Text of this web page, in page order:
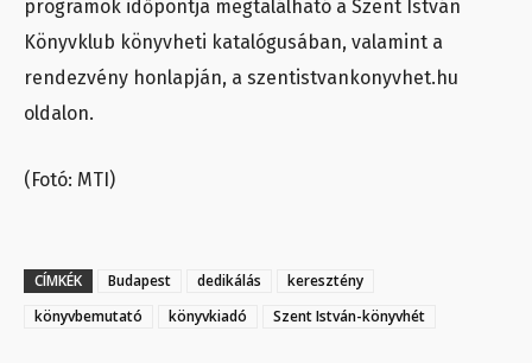
programok időpontja megtalálható a Szent István
Könyvklub könyvheti katalógusában, valamint a
rendezvény honlapján, a szentistvankonyvhet.hu
oldalon.
(Fotó: MTI)
CÍMKÉK Budapest dedikálás
keresztény
könyvbemutató
könyvkiadó Szent István-könyvhét